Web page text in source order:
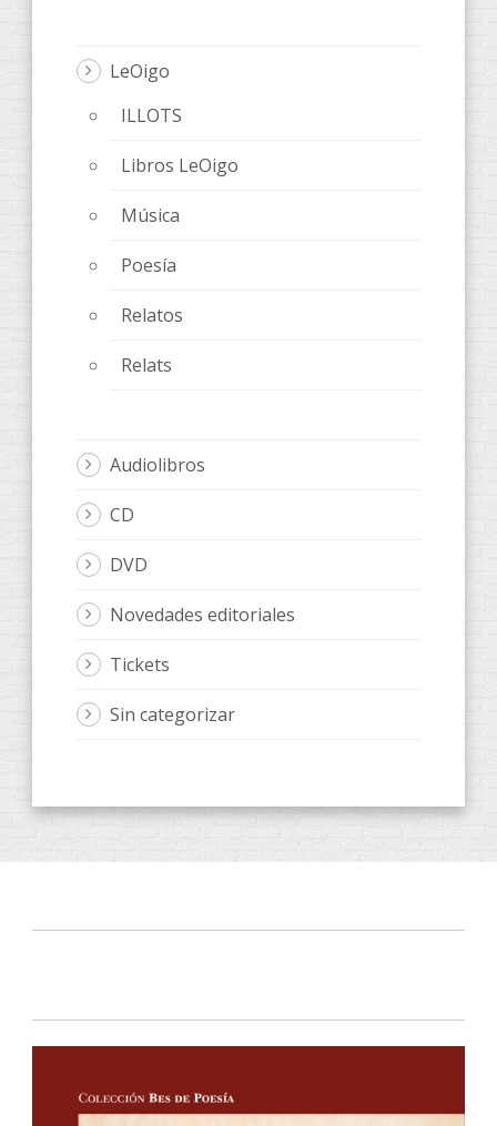
LeOigo
ILLOTS
Libros LeOigo
Música
Poesía
Relatos
Relats
Audiolibros
CD
DVD
Novedades editoriales
Tickets
Sin categorizar